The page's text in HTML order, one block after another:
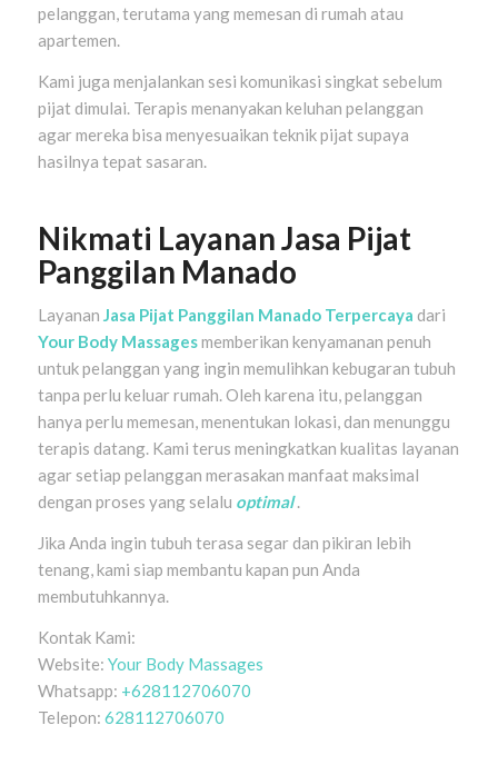
pelanggan, terutama yang memesan di rumah atau
apartemen.
Kami juga menjalankan sesi komunikasi singkat sebelum
pijat dimulai. Terapis menanyakan keluhan pelanggan
agar mereka bisa menyesuaikan teknik pijat supaya
hasilnya tepat sasaran.
Nikmati Layanan Jasa Pijat
Panggilan Manado
Layanan Jasa Pijat Panggilan Manado Terpercaya dari
Your Body Massagesmemberikan kenyamanan penuh
untuk pelanggan yang ingin memulihkan kebugaran tubuh
tanpa perlu keluar rumah. Oleh karena itu, pelanggan
hanya perlu memesan, menentukan lokasi, dan menunggu
terapis datang. Kami terus meningkatkan kualitas layanan
agar setiap pelanggan merasakan manfaat maksimal
dengan proses yang selalu optimal.
Jika Anda ingin tubuh terasa segar dan pikiran lebih
tenang, kami siap membantu kapan pun Anda
membutuhkannya.
Kontak Kami:
Website: Your Body Massages
Whatsapp: +628112706070
Telepon: 628112706070